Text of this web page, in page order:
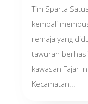
Tim Sparta
kembali
remaja yang
tawuran
kawasan Fajar
Kecamatan...